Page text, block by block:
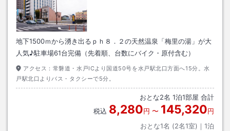
地下1500ｍから湧き出るｐｈ８．２の天然温泉「梅里の湯」が大
人気♪駐車場61台完備（先着順、台数にバイク・原付含む）
アクセス： 常磐道・水戸ICより国道50号を水戸駅北口方面へ15分。水
戸駅北口よりバス・タクシーで5分。
おとな2名 1泊1部屋 合計
税込 8,280円 〜 145,320円
おとな1名 (2名1室)｜ 1泊